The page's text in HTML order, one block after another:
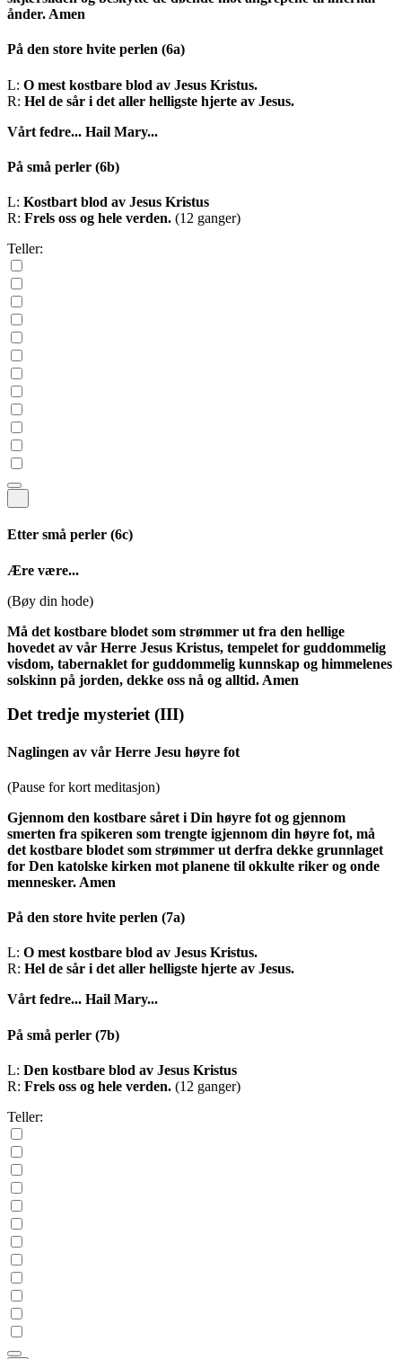
ånder. Amen
På den store hvite perlen (6a)
L: O mest kostbare blod av Jesus Kristus.
R: Hel de sår i det aller helligste hjerte av Jesus.
Vårt fedre... Hail Mary...
På små perler (6b)
L: Kostbart blod av Jesus Kristus
R: Frels oss og hele verden. (12 ganger)
Teller:
Etter små perler (6c)
Ære være...
(Bøy din hode)
Må det kostbare blodet som strømmer ut fra den hellige
hovedet av vår Herre Jesus Kristus, tempelet for guddommelig
visdom, tabernaklet for guddommelig kunnskap og himmelenes
solskinn på jorden, dekke oss nå og alltid. Amen
Det tredje mysteriet(III)
Naglingen av vår Herre Jesu høyre fot
(Pause for kort meditasjon)
Gjennom den kostbare såret i Din høyre fot og gjennom
smerten fra spikeren som trengte igjennom din høyre fot, må
det kostbare blodet som strømmer ut derfra dekke grunnlaget
for Den katolske kirken mot planene til okkulte riker og onde
mennesker. Amen
På den store hvite perlen (7a)
L: O mest kostbare blod av Jesus Kristus.
R: Hel de sår i det aller helligste hjerte av Jesus.
Vårt fedre... Hail Mary...
På små perler (7b)
L: Den kostbare blod av Jesus Kristus
R: Frels oss og hele verden. (12 ganger)
Teller: